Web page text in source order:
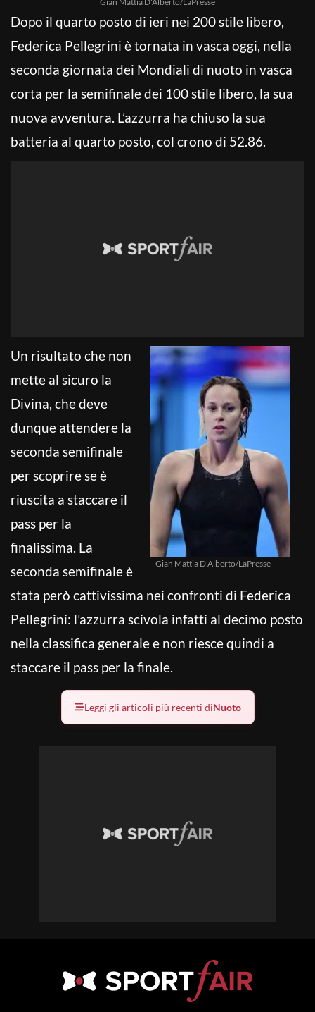
Dopo il quarto posto di ieri nei 200 stile libero,
Federica Pellegrini è tornata in vasca oggi, nella
seconda giornata dei Mondiali di nuoto in vasca
corta per la semifinale dei 100 stile libero, la sua
nuova avventura. L’azzurra ha chiuso la sua
batteria al quarto posto, col crono di 52.86.
Gian Mattia D’Alberto/LaPresse
Un risultato che non
mette al sicuro la
Divina, che deve
dunque attendere la
seconda semifinale
per scoprire se è
riuscita a staccare il
pass per la
finalissima. La
seconda semifinale è
stata però cattivissima nei confronti di Federica
Pellegrini: l’azzurra scivola infatti al decimo posto
nella classifica generale e non riesce quindi a
staccare il pass per la finale.
Leggi gli articoli più recenti diNuoto